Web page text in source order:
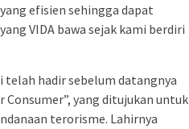
efisien sehingga dapat
VIDA bawa sejak kami berdiri
telah hadir sebelum datangnya
yang ditujukan untuk
terorisme. Lahirnya